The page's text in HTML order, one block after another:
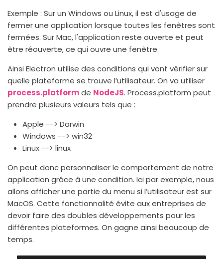
Exemple : Sur un Windows ou Linux, il est d'usage de
fermer une application lorsque toutes les fenêtres sont
fermées. Sur Mac, l'application reste ouverte et peut
être réouverte, ce qui ouvre une fenêtre.
Ainsi Electron utilise des conditions qui vont vérifier sur
quelle plateforme se trouve l’utilisateur. On va utiliser
process.platformde NodeJS. Process.platform peut
prendre plusieurs valeurs tels que :
Apple --> Darwin
Windows --> win32
Linux --> linux
On peut donc personnaliser le comportement de notre
application grâce à une condition. Ici par exemple, nous
allons afficher une partie du menu si l’utilisateur est sur
MacOS. Cette fonctionnalité évite aux entreprises de
devoir faire des doubles développements pour les
différentes plateformes. On gagne ainsi beaucoup de
temps.